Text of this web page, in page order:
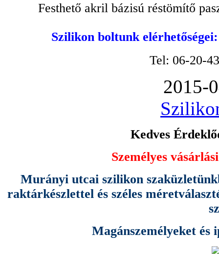
Festhető akril bázisú réstömítő
Szilikon boltunk
Tel: 06-20-
2015-
Kedves
Személyes
Murányi utcai szilikon
raktárkészlettel és széles
Magánszemélyeket és